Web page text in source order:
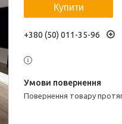
Купити
+380 (50) 011-35-96
повернення товару